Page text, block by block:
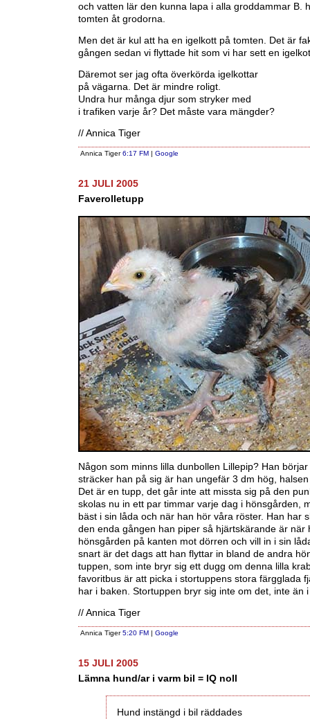
och vatten lär den kunna lapa i alla groddammar B.
tomten åt grodorna.
Men det är kul att ha en igelkott på tomten. Det är
gången sedan vi flyttade hit som vi har sett en
Däremot ser jag ofta överkörda igelkottar
på vägarna. Det är mindre roligt.
Undra hur många djur som stryker med
i trafiken varje år? Det måste vara mängder?
// Annica Tiger
Annica Tiger6:17 FM | Google
21 JULI 2005
Faverolletupp
Någon som minns lilla dunbollen Lillepip? Han
sträcker han på sig är han ungefär 3 dm hög,
Det är en tupp, det går inte att missta sig på den
skolas nu in ett par timmar varje dag i hönsgården,
bäst i sin låda och när han hör våra röster. Han har
den enda gången han piper så hjärtskärande är när
hönsgården på kanten mot dörren och vill in i sin
snart är det dags att han flyttar in bland de andra
tuppen, som inte bryr sig ett dugg om denna lilla
favoritbus är att picka i stortuppens stora färgglada
har i baken. Stortuppen bryr sig inte om det, inte än
// Annica Tiger
Annica Tiger5:20 FM | Google
15 JULI 2005
Lämna hund/ar i varm bil = IQ noll
Hund instängd i bil räddades